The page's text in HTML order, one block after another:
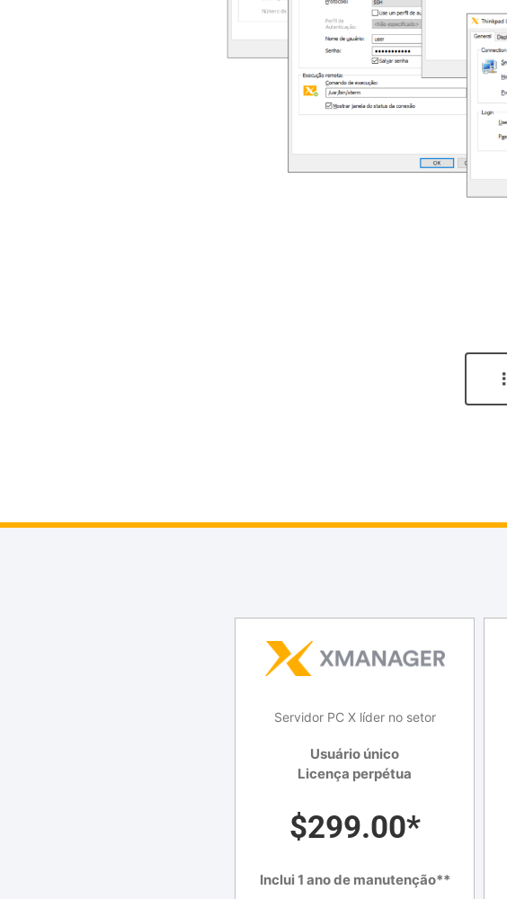
Servidor PC X líder no setor
Usuário único
Licença perpétua
$299.00*
Inclui 1 ano de manutenção**